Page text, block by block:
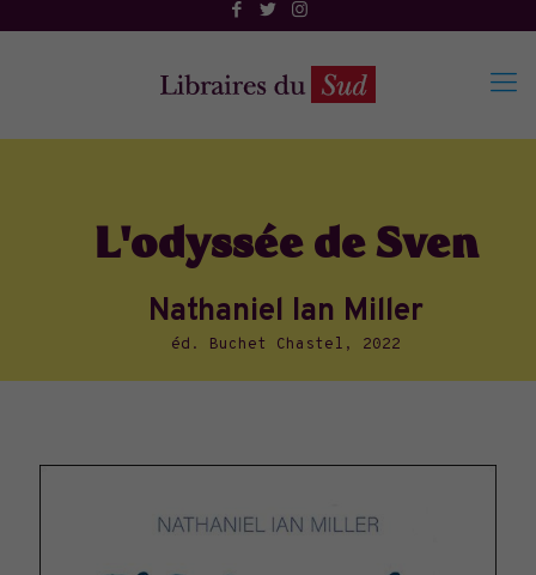
L'odyssée de Sven
Nathaniel Ian Miller
éd. Buchet Chastel, 2022